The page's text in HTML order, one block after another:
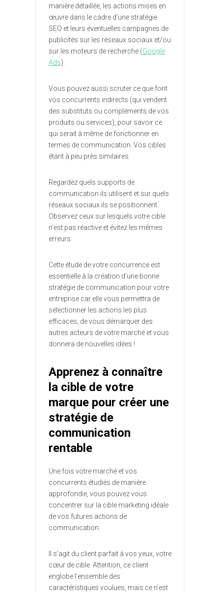
manière détaillée, les actions mises en
œuvre dans le cadre d’une stratégie
SEO et leurs éventuelles campagnes de
publicités sur les réseaux sociaux et/ou
sur les moteurs de recherche (Google
Ads).
Vous pouvez aussi scruter ce que font
vos concurrents indirects (qui vendent
des substituts ou compléments de vos
produits ou services), pour savoir ce
qui serait à même de fonctionner en
termes de communication. Vos cibles
étant à peu près similaires.
Regardez quels supports de
communication ils utilisent et sur quels
réseaux sociaux ils se positionnent.
Observez ceux sur lesquels votre cible
n’est pas réactive et évitez les mêmes
erreurs.
Cette étude de votre concurrence est
essentielle à la création d’une bonne
stratégie de communication pour votre
entreprise car elle vous permettra de
sélectionner les actions les plus
efficaces, de vous démarquer des
autres acteurs de votre marché et vous
donnera de nouvelles idées !
Apprenez à connaître
la cible de votre
marque pour créer une
stratégie de
communication
rentable
Une fois votre marché et vos
concurrents étudiés de manière
approfondie, vous pouvez vous
concentrer sur la cible marketing idéale
de vos futures actions de
communication.
Il s’agit du client parfait à vos yeux, votre
cœur de cible. Attention, ce client
englobe l’ensemble des
caractéristiques voulues, mais ce n’est